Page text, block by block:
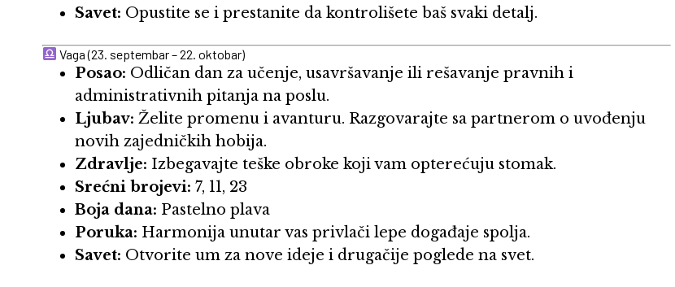
Savet: Opustite se i prestanite da kontrolišete baš svaki detalj.
Vaga (23. septembar – 22. oktobar)
Posao: Odličan dan za učenje, usavršavanje ili rešavanje pravnih i
administrativnih pitanja na poslu.
Ljubav: Želite promenu i avanturu. Razgovarajte sa partnerom o uvođenju
novih zajedničkih hobija.
Zdravlje: Izbegavajte teške obroke koji vam opterećuju stomak.
Srećni brojevi: 7, 11, 23
Boja dana: Pastelno plava
Poruka: Harmonija unutar vas privlači lepe događaje spolja.
Savet: Otvorite um za nove ideje i drugačije poglede na svet.